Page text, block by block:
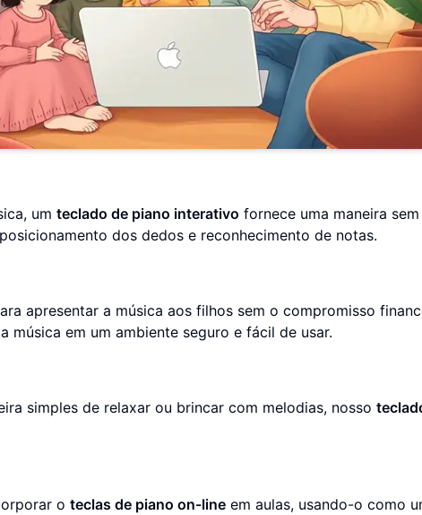
um teclado de piano interativo fornece uma maneira
dos dedos e reconhecimento de notas.
apresentar a música aos filhos sem o compromisso
música em um ambiente seguro e fácil de usar.
simples de relaxar ou brincar com melodias, nosso
o teclas de piano on-line em aulas, usando-o como